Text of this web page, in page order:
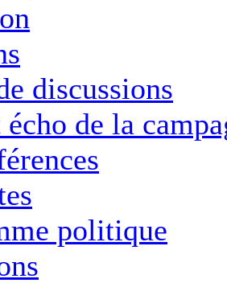
discussions
de la
politique